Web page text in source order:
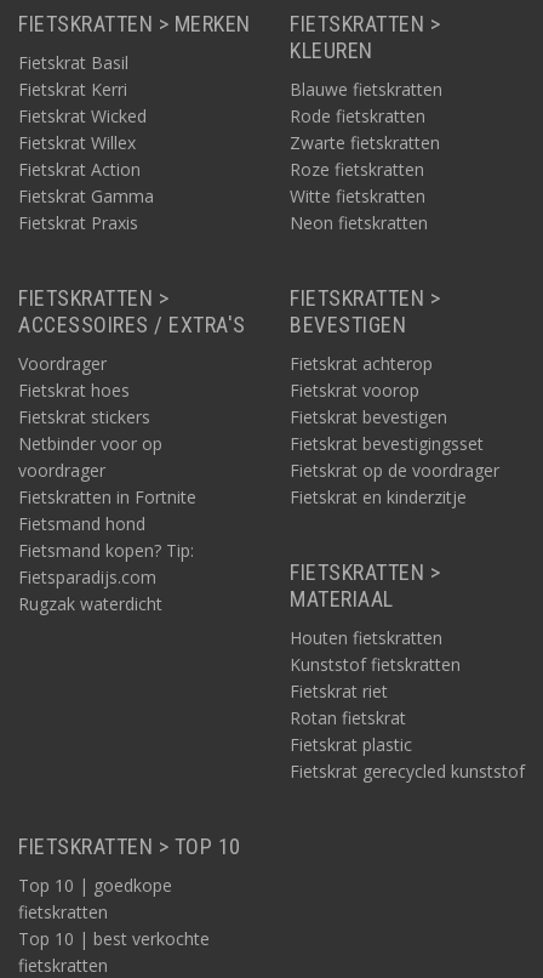
FIETSKRATTEN > MERKEN
Fietskrat Basil
Fietskrat Kerri
Fietskrat Wicked
Fietskrat Willex
Fietskrat Action
Fietskrat Gamma
Fietskrat Praxis
FIETSKRATTEN >
KLEUREN
Blauwe fietskratten
Rode fietskratten
Zwarte fietskratten
Roze fietskratten
Witte fietskratten
Neon fietskratten
FIETSKRATTEN >
ACCESSOIRES / EXTRA'S
Voordrager
Fietskrat hoes
Fietskrat stickers
Netbinder voor op
voordrager
Fietskratten in Fortnite
Fietsmand hond
Fietsmand kopen? Tip:
Fietsparadijs.com
Rugzak waterdicht
FIETSKRATTEN >
BEVESTIGEN
Fietskrat achterop
Fietskrat voorop
Fietskrat bevestigen
Fietskrat bevestigingsset
Fietskrat op de voordrager
Fietskrat en kinderzitje
FIETSKRATTEN >
MATERIAAL
Houten fietskratten
Kunststof fietskratten
Fietskrat riet
Rotan fietskrat
Fietskrat plastic
Fietskrat gerecycled kunststof
FIETSKRATTEN > TOP 10
Top 10 | goedkope
fietskratten
Top 10 | best verkochte
fietskratten